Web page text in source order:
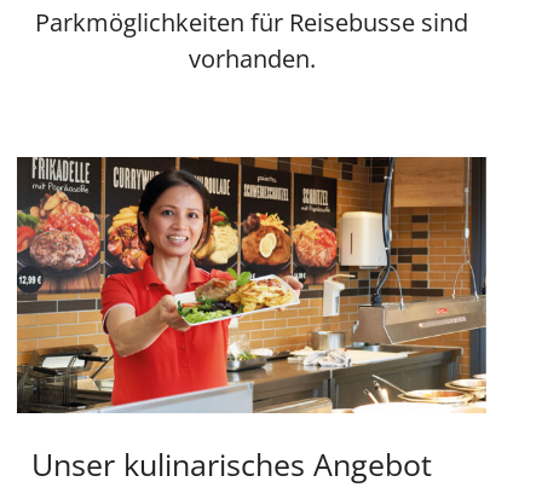
Parkmöglichkeiten für Reisebusse sind
vorhanden.
Unser kulinarisches Angebot